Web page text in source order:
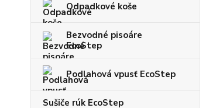
Odpadkové koše
Bezvodné pisoáre
EcoStep
Podlahová vpusť EcoStep
Sušiče rúk EcoStep